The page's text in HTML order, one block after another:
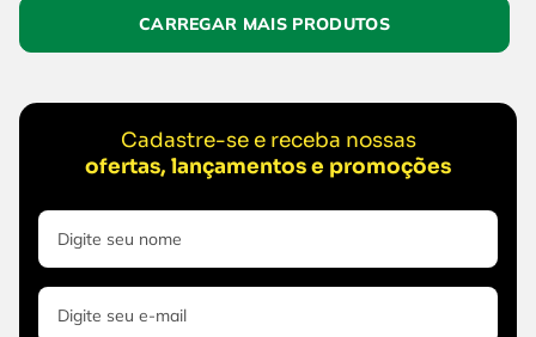
Cadastre-se e receba nossas
ofertas, lançamentos e promoções